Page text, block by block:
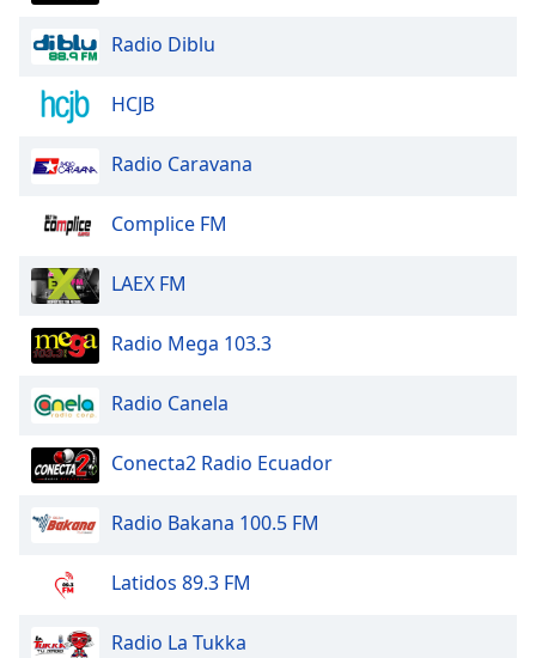
Radio Diblu
HCJB
Radio Caravana
Complice FM
LAEX FM
Radio Mega 103.3
Radio Canela
Conecta2 Radio Ecuador
Radio Bakana 100.5 FM
Latidos 89.3 FM
Radio La Tukka